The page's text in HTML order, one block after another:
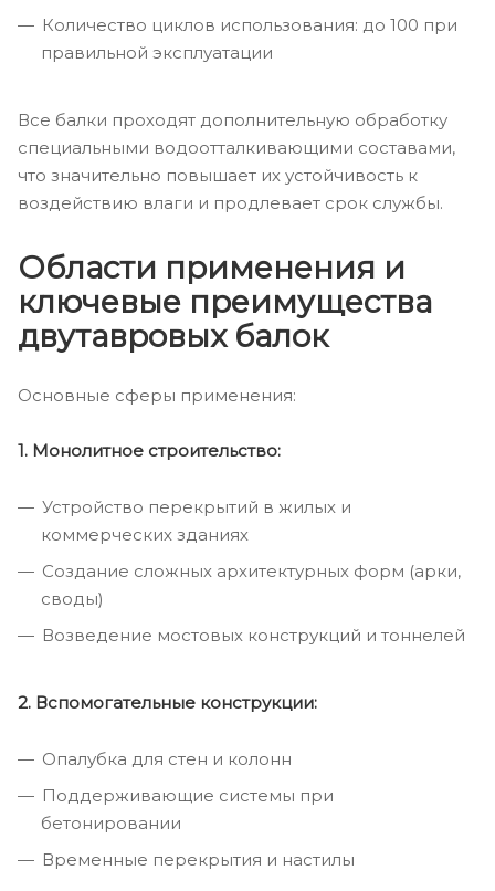
Количество циклов использования: до 100 при
правильной эксплуатации
Все балки проходят дополнительную обработку
специальными водоотталкивающими составами,
что значительно повышает их устойчивость к
воздействию влаги и продлевает срок службы.
Области применения и
ключевые преимущества
двутавровых балок
Основные сферы применения:
1. Монолитное строительство:
Устройство перекрытий в жилых и
коммерческих зданиях
Создание сложных архитектурных форм (арки,
своды)
Возведение мостовых конструкций и тоннелей
2. Вспомогательные конструкции:
Опалубка для стен и колонн
Поддерживающие системы при
бетонировании
Временные перекрытия и настилы